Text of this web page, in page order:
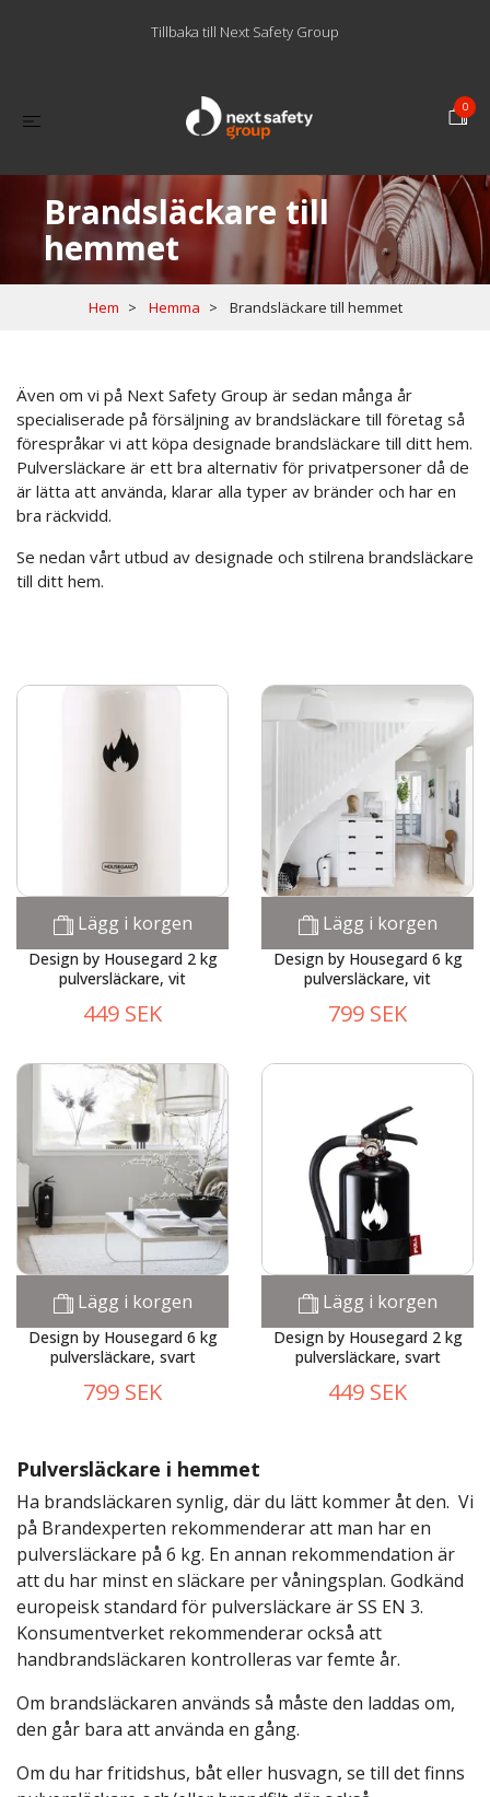
Tillbaka till Next Safety Group
0
Brandsläckare till
hemmet
Hem Hemma Brandsläckare till hemmet
Även om vi på Next Safety Group är sedan många år
specialiserade på försäljning av brandsläckare till företag så
förespråkar vi att köpa designade brandsläckare till ditt hem.
Pulversläckare är ett bra alternativ för privatpersoner då de
är lätta att använda, klarar alla typer av bränder och har en
bra räckvidd.
Se nedan vårt utbud av designade och stilrena brandsläckare
till ditt hem.
Lägg i korgen
Design by Housegard 2 kg
pulversläckare, vit
449 SEK
Lägg i korgen
Design by Housegard 6 kg
pulversläckare, vit
799 SEK
Lägg i korgen
Design by Housegard 6 kg
pulversläckare, svart
799 SEK
Lägg i korgen
Design by Housegard 2 kg
pulversläckare, svart
449 SEK
Pulversläckare i hemmet
Ha brandsläckaren synlig, där du lätt kommer åt den. Vi
på Brandexperten rekommenderar att man har en
pulversläckare på 6 kg. En annan rekommendation är
att du har minst en släckare per våningsplan. Godkänd
europeisk standard för pulversläckare är SS EN 3.
Konsumentverket rekommenderar också att
handbrandsläckaren kontrolleras var femte år.
Om brandsläckaren används så måste den laddas om,
den går bara att använda en gång.
Om du har fritidshus, båt eller husvagn, se till det finns